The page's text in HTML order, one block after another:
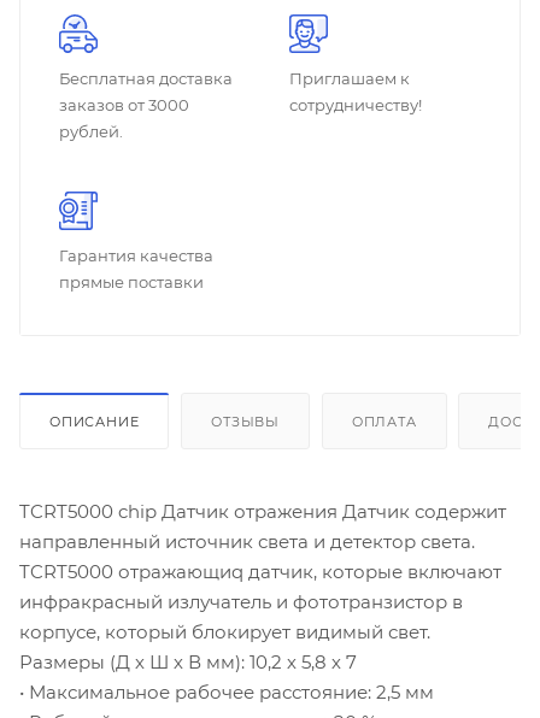
Бесплатная доставка
заказов от 3000
рублей.
Приглашаем к
сотрудничеству!
Гарантия качества
прямые поставки
ОПИСАНИЕ ОТЗЫВЫ ОПЛАТА
TCRT5000 chip Датчик отражения Датчик содержит
направленный источник света и детектор света.
TCRT5000 отражающиq датчик, которые включают
инфракрасный излучатель и фототранзистор в
корпусе, который блокирует видимый свет.
Размеры (Д х Ш х В мм): 10,2 х 5,8 х 7
• Максимальное рабочее расстояние: 2,5 мм